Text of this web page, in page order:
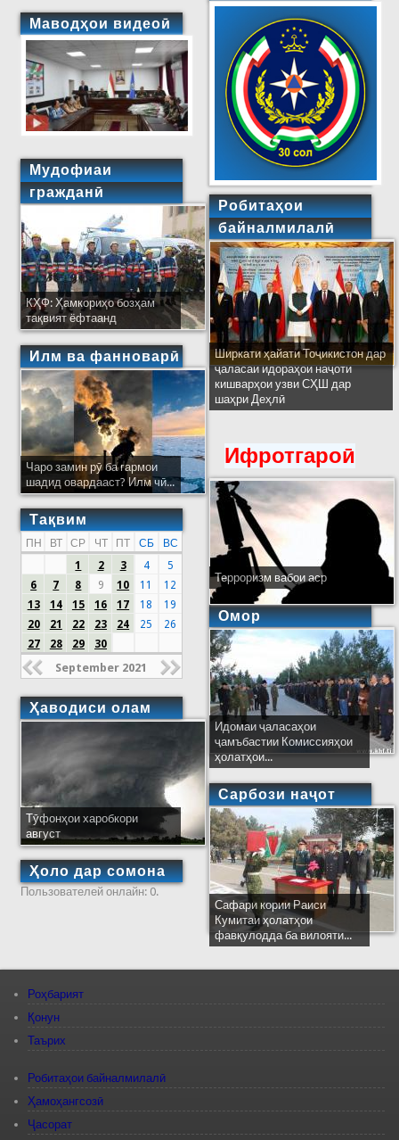
Маводҳои видеоӣ
Мудофиаи
гражданӣ
КҲФ: Ҳамкориҳо бозҳам
тақвият ёфтаанд
Илм ва фанноварӣ
Чаро замин рӯ ба гармои
шадид овардааст? Илм чӣ...
Тақвим
ПН ВТ СР ЧТ ПТ СБ
ВС
1
2 3 4
5
6
7 8 9 10 11
12
13
14 15 16 17 18
19
20
21 22 23 24 25
26
27
28 29 30
September 2021
Ҳаводиси олам
Тӯфонҳои харобкори
август
Ҳоло дар сомона
Пользователей онлайн: 0.
Робитаҳои
байналмилалӣ
Ширкати ҳайати Тоҷикистон дар
ҷаласаи идораҳои наҷоти
кишварҳои узви СҲШ дар
шаҳри Деҳлӣ
Ифротгароӣ
Терроризм вабои аср
Омор
Идомаи ҷаласаҳои
ҷамъбастии Комиссияҳои
ҳолатҳои...
Сарбози наҷот
Сафари кории Раиси
Кумитаи ҳолатҳои
фавқулодда ба вилояти...
Роҳбарият
Қонун
Таърих
Робитаҳои байналмилалӣ
Ҳамоҳангсозӣ
Ҷасорат